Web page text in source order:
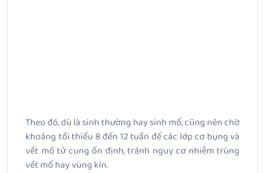
Theo đó, dù là sinh thường hay sinh mổ, cũng nên chờ
khoảng tối thiểu 8 đến 12 tuần để các lớp cơ bụng và
vết mổ tử cung ổn định, tránh nguy cơ nhiễm trùng
vết mổ hay vùng kín.